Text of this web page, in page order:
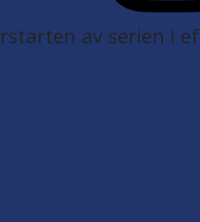
av serien i ef